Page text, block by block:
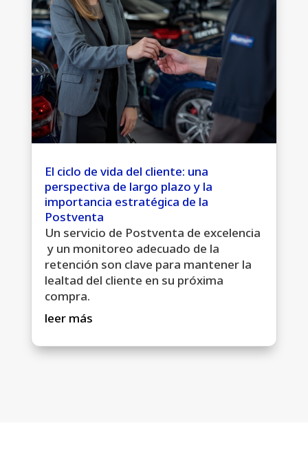
El ciclo de vida del cliente: una
perspectiva de largo plazo y la
importancia estratégica de la
Postventa
Un servicio de Postventa de excelencia
y un monitoreo adecuado de la
retención son clave para mantener la
lealtad del cliente en su próxima
compra.
leer más